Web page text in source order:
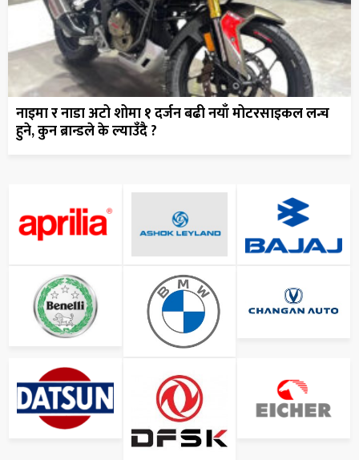
नाइमा र नाडा अटो शोमा १ दर्जन बढी नयाँ मोटरसाइकल लन्च
हुने, कुन ब्रान्डले के ल्याउँदै ?